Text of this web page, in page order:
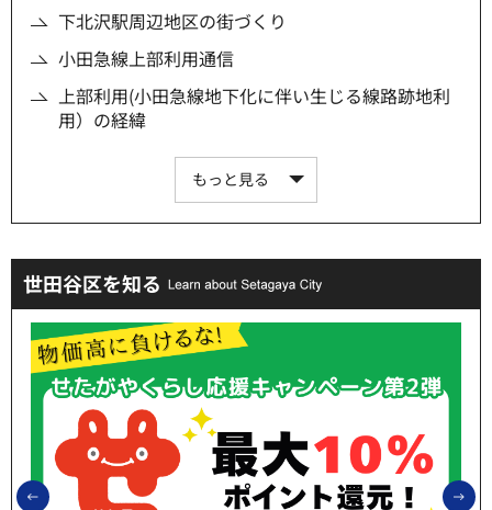
下北沢駅周辺地区の街づくり
小田急線上部利用通信
上部利用(小田急線地下化に伴い生じる線路跡地利
用）の経緯
もっと見る
世田谷区を知る
前のスライドを表示